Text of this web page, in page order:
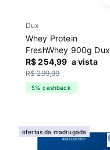
Dux
Whey Protein
FreshWhey 900g Dux
Chocolate
R$ 254,99 a vista
R$ 299,99
5% cashback
ofertas da madrugada